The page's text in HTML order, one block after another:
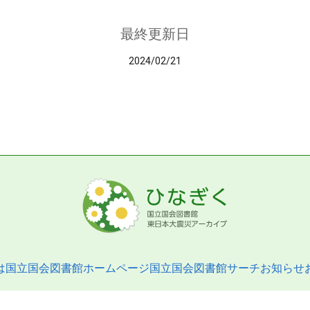
最終更新日
2024/02/21
国立国会図書館ホームページ国立国会図書館サーチお知らせ